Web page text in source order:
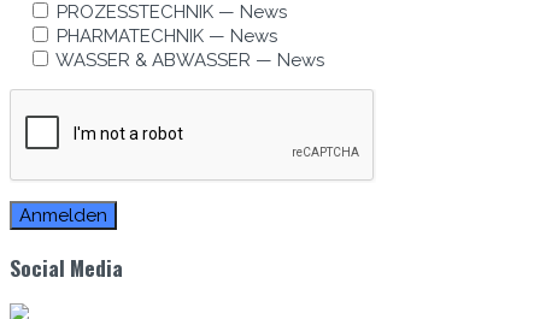
PROZESSTECHNIK — News
PHARMATECHNIK — News
WASSER & ABWASSER — News
Social Media